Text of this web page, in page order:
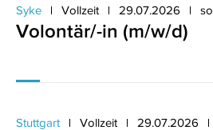
Syke Vollzeit 29.07.2026
Volontär/-in (m/w/d)
Stuttgart Vollzeit 29.07.2026